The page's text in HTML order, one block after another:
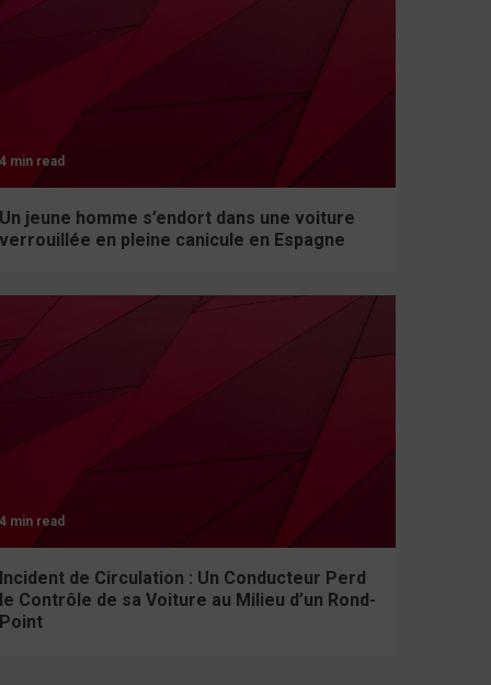
4 min read
Un jeune homme s’endort dans une voiture
verrouillée en pleine canicule en Espagne
4 min read
Incident de Circulation : Un Conducteur Perd
le Contrôle de sa Voiture au Milieu d’un Rond-
Point